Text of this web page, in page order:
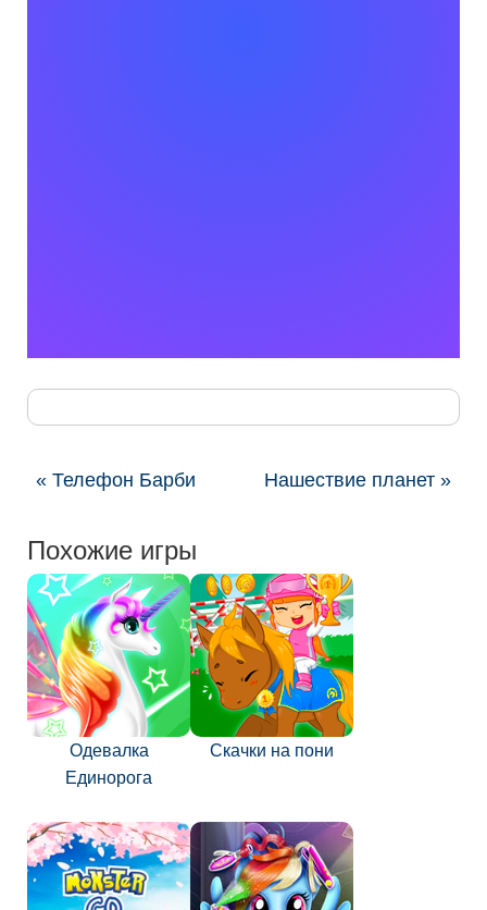
« Телефон Барби Нашествие планет »
Похожие игры
Одевалка
Единорога
Скачки на пони